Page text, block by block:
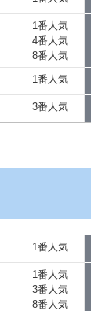
1番人気
4番人気
8番人気
1番人気
3番人気
1番人気
1番人気
3番人気
8番人気